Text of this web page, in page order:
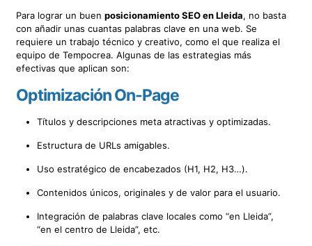
Para lograr un buenposicionamiento SEO en Lleida, no basta
con añadir unas cuantas palabras clave en una web. Se
requiere un trabajo técnico y creativo, como el que realiza el
equipo de Tempocrea. Algunas de las estrategias más
efectivas que aplican son:
Optimización On-Page
Títulos y descripciones meta atractivas y optimizadas.
Estructura de URLs amigables.
Uso estratégico de encabezados (H1, H2, H3…).
Contenidos únicos, originales y de valor para el usuario.
Integración de palabras clave locales como “en Lleida”,
“en el centro de Lleida”, etc.